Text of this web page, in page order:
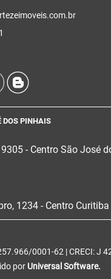
DOS PINHAIS
- Centro São José
1234 - Centro Curitiba
0001-62 | CRECI: J
por Universal Software.